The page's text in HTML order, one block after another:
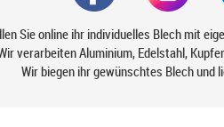
Sie online ihr individuelles Blech mit
verarbeiten Aluminium, Edelstahl,
Wir biegen ihr gewünschtes Blech und